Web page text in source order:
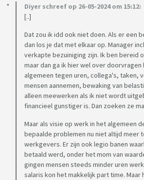
Diyer schreef op 26-05-2024 om 15:12:
[..]
Dat zou ik idd ook niet doen. Als er een
dan los je dat met elkaar op. Manager
verkapte bezuiniging zijn. Ik ben bereid
maar dan ga ik hier wel over doorvragen
algemeen tegen uren, collega's, taken,
mensen aannemen, bewaking van
alleen meewerken als ik niet wordt
financieel gunstiger is. Dan zoeken ze
Maar als visie op werk in het algemeen
bepaalde problemen nu niet altijd meer
werkgevers. Er zijn ook legio banen
betaald werd, onder het mom van
gingen mensen steeds minder uren
salaris kon het makkelijk part time.